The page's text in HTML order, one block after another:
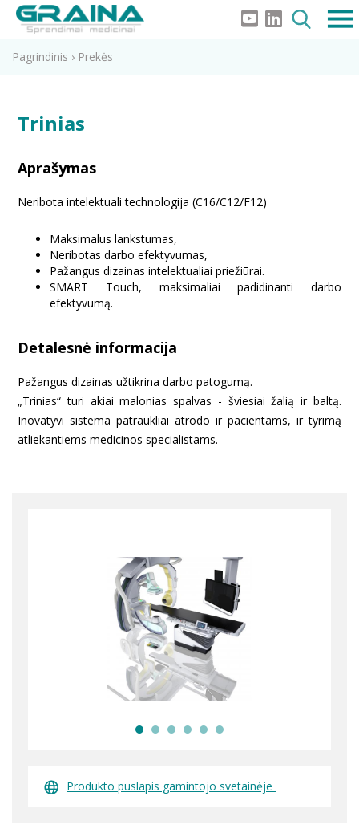
Pagrindinis › Prekės
Trinias
Aprašymas
Neribota intelektuali technologija (C16/C12/F12)
Maksimalus lankstumas,
Neribotas darbo efektyvumas,
Pažangus dizainas intelektualiai priežiūrai.
SMART Touch, maksimaliai padidinanti darbo
efektyvumą.
Detalesnė informacija
Pažangus dizainas užtikrina darbo patogumą.
„Trinias“ turi akiai malonias spalvas - šviesiai žalią ir baltą.
Inovatyvi sistema patraukliai atrodo ir pacientams, ir tyrimą
atliekantiems medicinos specialistams.
Produkto puslapis gamintojo svetainėje